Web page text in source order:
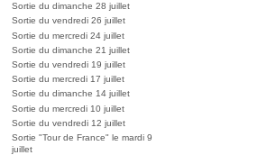
Sortie du dimanche 28 juillet
Sortie du vendredi 26 juillet
Sortie du mercredi 24 juillet
Sortie du dimanche 21 juillet
Sortie du vendredi 19 juillet
Sortie du mercredi 17 juillet
Sortie du dimanche 14 juillet
Sortie du mercredi 10 juillet
Sortie du vendredi 12 juillet
Sortie "Tour de France" le mardi 9
juillet